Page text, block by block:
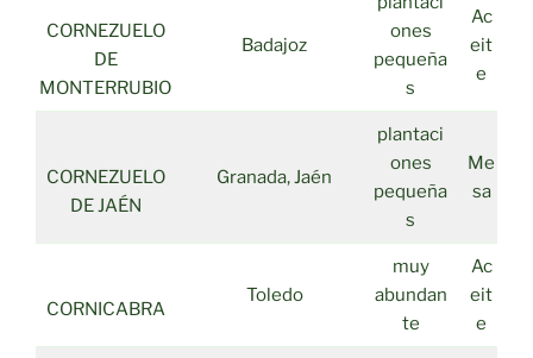
CORNEZUELO
DE
MONTERRUBIO
Badajoz
ones
pequeña
s
Ac
eit
e
CORNEZUELO
DE JAÉN
Granada, Jaén
plantaci
ones
pequeña
s
Me
sa
CORNICABRA
Toledo
muy
abundan
te
Ac
eit
e